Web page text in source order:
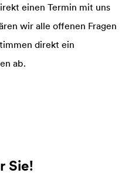
einen Termin mit uns
wir alle offenen Fragen
direkt ein
ab.
Sie!